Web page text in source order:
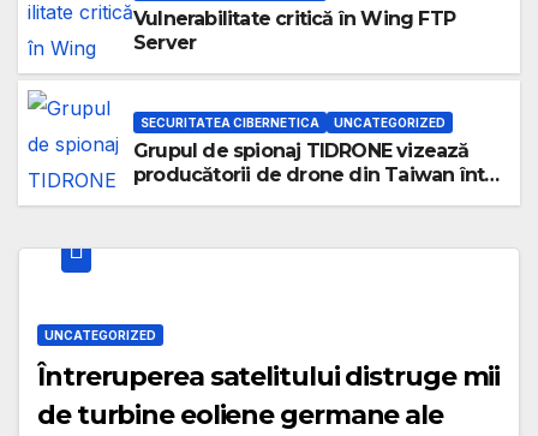
Vulnerabilitate critică în Wing FTP
Server
SECURITATEA CIBERNETICA UNCATEGORIZED
Grupul de spionaj TIDRONE vizează
producătorii de drone din Taiwan într-
UNCATEGORIZED
Întreruperea satelitului distruge mii
de turbine eoliene germane ale